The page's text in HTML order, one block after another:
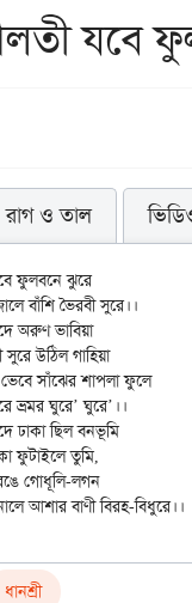
যবে
রাগ ও তাল
ফুলবনে ঝুরে
বাঁশি ভৈরবী সুরে।।
অরুণ ভাবিয়া
সুরে উঠিল গাহিয়া
সাঁঝের শাপলা ফুলে
ঢাকা ছিল বনভূমি
ফুটাইলে তুমি,
গোধূলি-লগন
ধানশ্রী